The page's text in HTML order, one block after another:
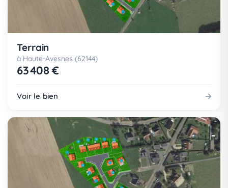
Terrain
à Haute-Avesnes (62144)
63 408 €
Voir le bien